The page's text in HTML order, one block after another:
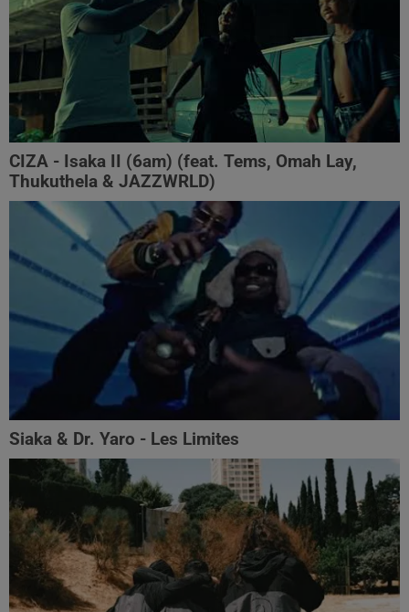
CIZA - Isaka II (6am) (feat. Tems, Omah Lay,
Thukuthela & JAZZWRLD)
Siaka & Dr. Yaro - Les Limites